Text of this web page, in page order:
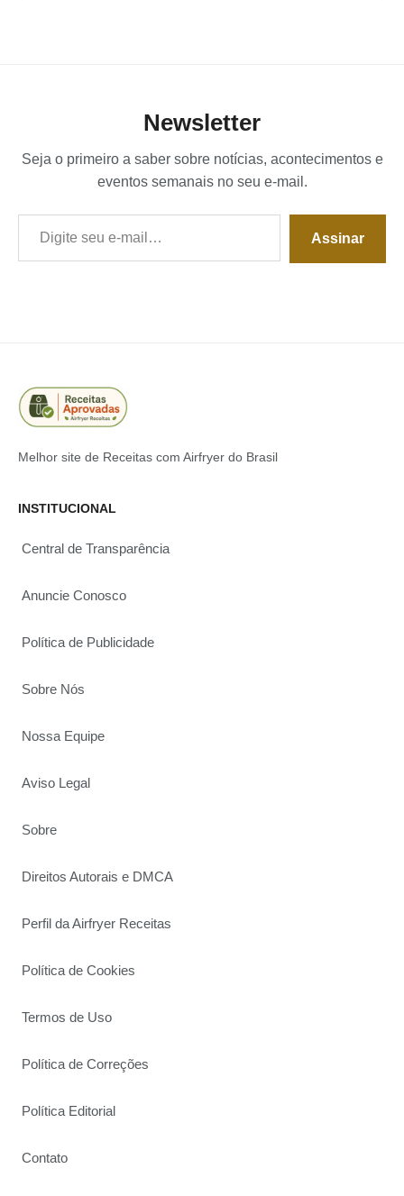
Newsletter
Seja o primeiro a saber sobre notícias, acontecimentos e
eventos semanais no seu e-mail.
Digite seu e-mail…
Assinar
Melhor site de Receitas com Airfryer do Brasil
INSTITUCIONAL
Central de Transparência
Anuncie Conosco
Política de Publicidade
Sobre Nós
Nossa Equipe
Aviso Legal
Sobre
Direitos Autorais e DMCA
Perfil da Airfryer Receitas
Política de Cookies
Termos de Uso
Política de Correções
Política Editorial
Contato